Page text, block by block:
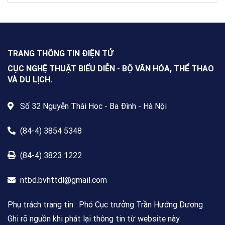
Nam trong và ngoài nước, không
giới hạn độ tuổi, nghề nghiệp hay
nơi cư trú.
TRANG THÔNG TIN ĐIỆN TỬ
CỤC NGHỆ THUẬT BIỂU DIỄN - BỘ VĂN HÓA, THỂ THAO
VÀ DU LỊCH.
Số 32 Nguyễn Thái Học - Ba Đình - Hà Nội
(84-4) 3854 5348
(84-4) 3823 1222
ntbd.bvhttdl@gmail.com
Phụ trách trang tin : Phó Cục trưởng Trần Hướng Dương
Ghi rõ nguồn khi phát lại thông tin từ website này.